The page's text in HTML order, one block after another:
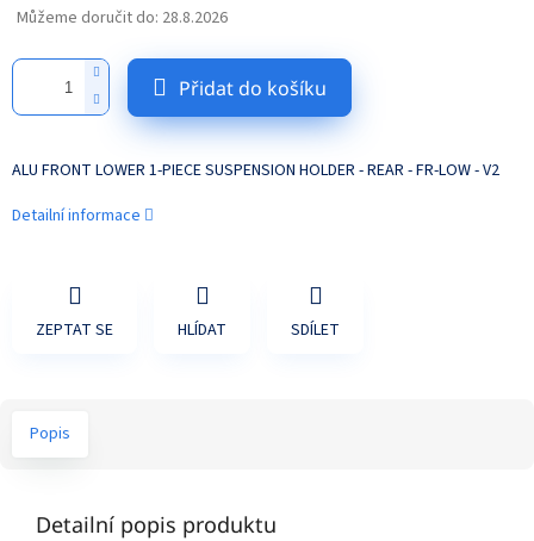
Můžeme doručit do: 28.8.2026
Přidat do košíku
ALU FRONT LOWER 1-PIECE SUSPENSION HOLDER - REAR - FR-LOW - V2
Detailní informace
ZEPTAT SE HLÍDAT SDÍLET
Popis
Detailní popis produktu